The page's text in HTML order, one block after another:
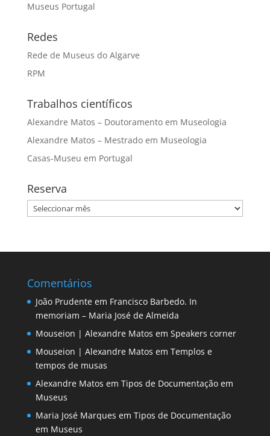
Museus Portugal
Redes
Rede de Museus do Algarve
RPM
Trabalhos científicos
Alexandre Matos – Doutoramento em Museologia
Alexandre Matos – Mestrado em Museologia
Casas-Museu em Portugal
Reserva
Reserva
Comentários
João Prudenteem Francisco Barbedo. In
memoriam – Maria José de Almeida
Mouseion | Alexandre Matos em Speakers corner
Mouseion | Alexandre Matos em Templos e
tempos de musas
Alexandre Matos em Tipos de Documentação em
Museus
Maria José Marques em Tipos de Documentação
em Museus